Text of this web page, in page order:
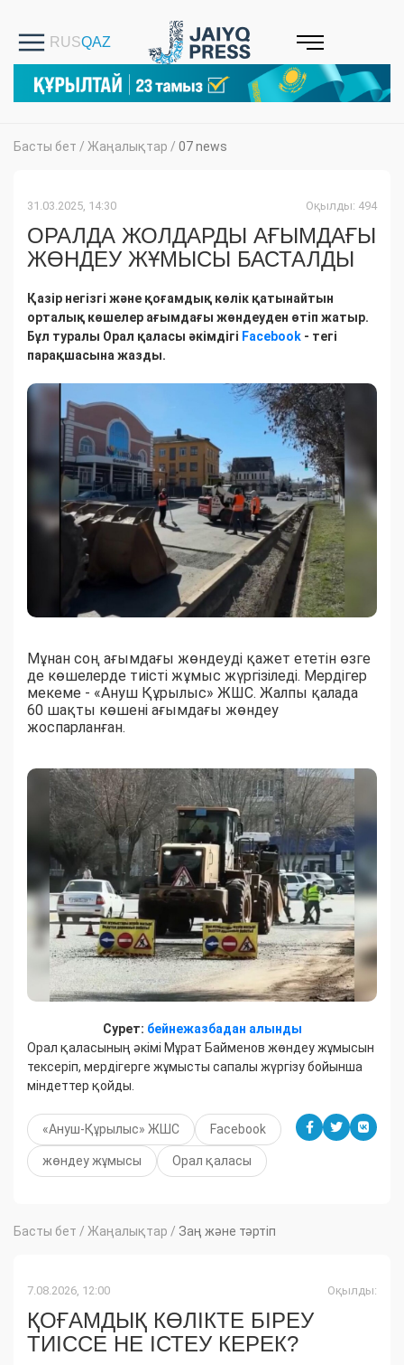
Басты бет / Жаңалықтар / 07 news
31.03.2025, 14:30 Оқылды: 494
ОРАЛДА ЖОЛДАРДЫ АҒЫМДАҒЫ
ЖӨНДЕУ ЖҰМЫСЫ БАСТАЛДЫ
Қазір негізгі және қоғамдық көлік қатынайтын
орталық көшелер ағымдағы жөндеуден өтіп жатыр.
Бұл туралы Орал қаласы әкімдігі Facebook - тегі
парақшасына жазды.
Мұнан соң ағымдағы жөндеуді қажет ететін өзге
де көшелерде тиісті жұмыс жүргізіледі. Мердігер
мекеме - «Ануш Құрылыс» ЖШС. Жалпы қалада
60 шақты көшені ағымдағы жөндеу
жоспарланған.
Сурет: бейнежазбадан алынды
Орал қаласының әкімі Мұрат Байменов жөндеу жұмысын
тексеріп, мердігерге жұмысты сапалы жүргізу бойынша
міндеттер қойды.
«Ануш-Құрылыс» ЖШС Facebook
жөндеу жұмысы Орал қаласы
Басты бет / Жаңалықтар / Заң және тәртіп
7.08.2026, 12:00 Оқылды:
ҚОҒАМДЫҚ КӨЛІКТЕ БІРЕУ
ТИІССЕ НЕ ІСТЕУ КЕРЕК?